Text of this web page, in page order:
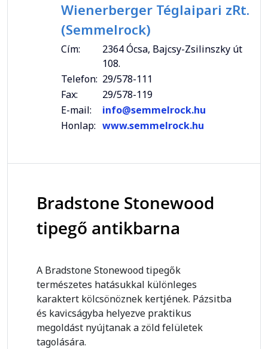
Wienerberger Téglaipari zRt.
(Semmelrock)
Cím:
2364 Ócsa, Bajcsy-Zsilinszky út
108.
Telefon: 29/578-111
Fax:
29/578-119
E-mail:
info@semmelrock.hu
Honlap: www.semmelrock.hu
Bradstone Stonewood
tipegő antikbarna
A Bradstone Stonewood tipegők
természetes hatásukkal különleges
karaktert kölcsönöznek kertjének. Pázsitba
és kavicságyba helyezve praktikus
megoldást nyújtanak a zöld felületek
tagolására.